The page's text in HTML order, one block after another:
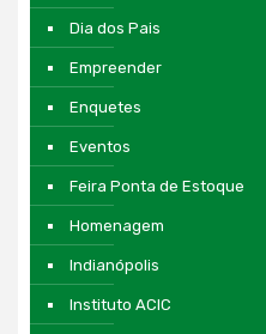
Dia dos Pais
Empreender
Enquetes
Eventos
Feira Ponta de Estoque
Homenagem
Indianópolis
Instituto ACIC